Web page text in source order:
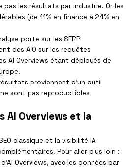
pas les résultats par industrie. Or les
(de 11% en finance à 24% en
porte sur les SERP
des AIO sur les requêtes
AI Overviews étant déployés de
proviennent d’un outil
sont pas reproductibles
AI Overviews et la
classique et la visibilité IA
Pour aller plus loin :
Overviews, avec les données par